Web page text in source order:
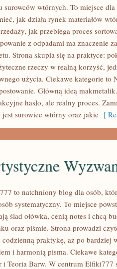
surowców wtórnych. To miejsce
jak działa rynek materiałów
jak przebiega proces
z odpadami ma znaczenie
Strona skupia się na praktyce:
rzeczy w realną korzyść,
użycia. Ciekawe kategorie to
Główną ideą
hasło, ale realny proces.
jest surowiec wtórny oraz jakie [
to natchniony blog dla osób,
systematyczny. To miejsce
ślad ołówka, cenią notes i chcą
oraz piśmie. Strona prowadzi
codzienną praktykę, aż po bardziej
i harmonią pisma. Ciekawe
i Teoria Barw. W centrum Elfiki777